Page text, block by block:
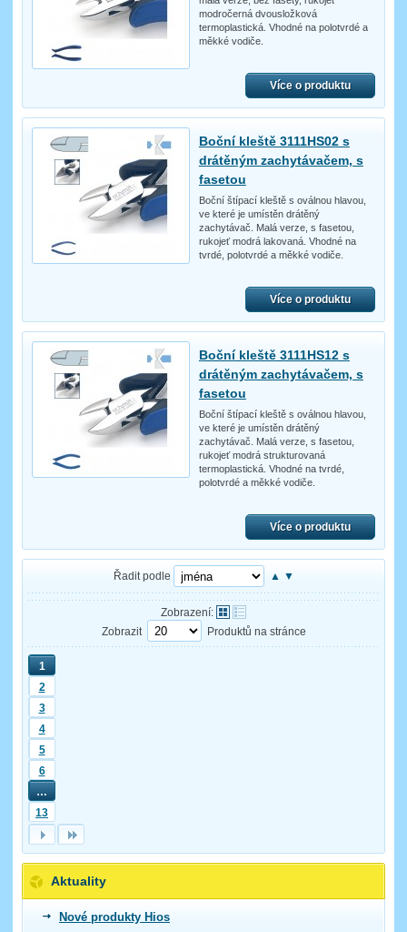
modročerná dvousložková
termoplastická. Vhodné na polotvrdé a
měkké vodiče.
Více o produktu
Boční kleště 3111HS02 s
drátěným zachytávačem, s
fasetou
Boční štípací kleště s oválnou hlavou,
ve které je umístěn drátěný
zachytávač. Malá verze, s fasetou,
rukojeť modrá lakovaná. Vhodné na
tvrdé, polotvrdé a měkké vodiče.
Více o produktu
Boční kleště 3111HS12 s
drátěným zachytávačem, s
fasetou
Boční štípací kleště s oválnou hlavou,
ve které je umístěn drátěný
zachytávač. Malá verze, s fasetou,
rukojeť modrá strukturovaná
termoplastická. Vhodné na tvrdé,
polotvrdé a měkké vodiče.
Více o produktu
Řadit podle ▲ ▼
Zobrazení:
Zobrazit
Produktů na stránce
1
2
3
4
5
6
…
13
Aktuality
Nové produkty Hios